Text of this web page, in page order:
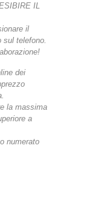
IL
il
sul telefono.
dei
la massima
a
numerato